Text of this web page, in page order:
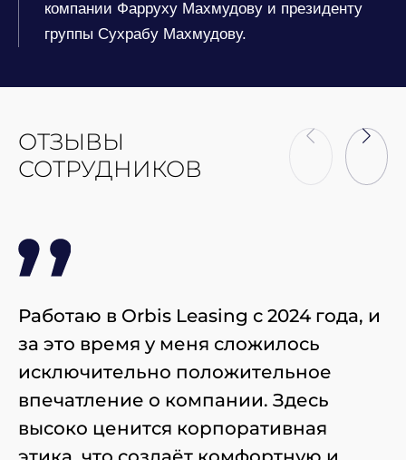
компании Фарруху Махмудову и президенту
группы Сухрабу Махмудову.
ОТЗЫВЫ
СОТРУДНИКОВ
Работаю в Orbis Leasing с 2024 года, и
за это время у меня сложилось
исключительно положительное
впечатление о компании. Здесь
высоко ценится корпоративная